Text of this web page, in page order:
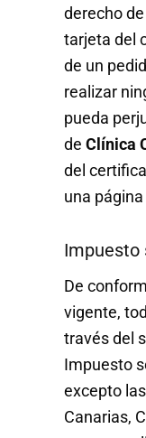
derecho
tarjeta del
de un
realizar
pueda
deClínica
del
una
Impuesto
De
vigente,
través del
Impuesto
excepto
Canarias,